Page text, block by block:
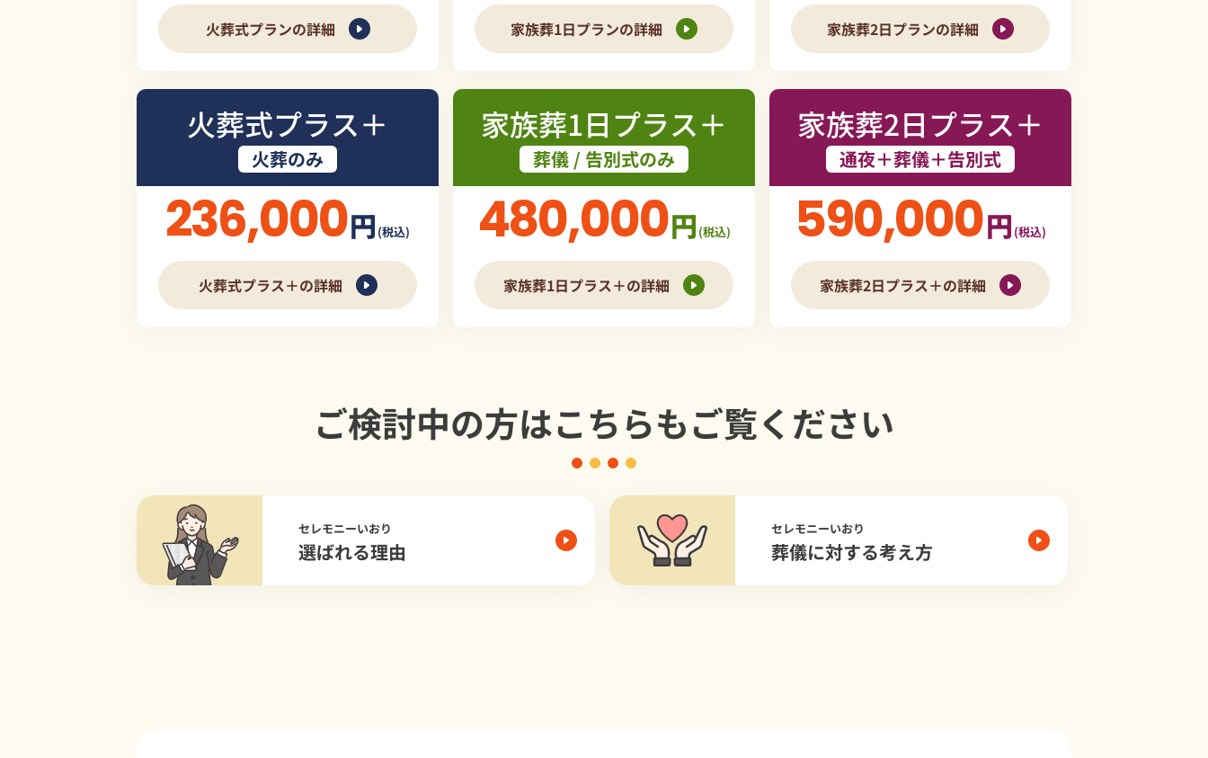
火葬式プランの詳細 家族葬1日プランの詳細 家族葬2日プランの詳細
火葬式プラス＋
火葬のみ
236,000円 (税込)
火葬式プラス＋の詳細
家族葬1日プラス＋
葬儀 / 告別式のみ
480,000円 (税込)
家族葬1日プラス＋の詳細
家族葬2日プラス＋
通夜＋葬儀＋告別式
590,000円 (税込)
家族葬2日プラス＋の詳細
ご検討中の方はこちらもご覧ください
セレモニーいおり
選ばれる理由
セレモニーいおり
葬儀に対する考え方